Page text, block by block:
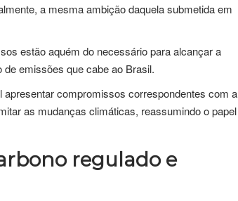
a mesma ambição daquela submetida em
estão aquém do necessário para alcançar a
emissões que cabe ao Brasil.
compromissos correspondentes com a
as mudanças climáticas, reassumindo o papel
regulado e